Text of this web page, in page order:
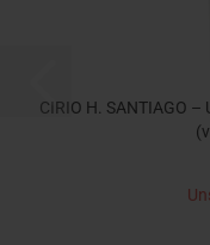
CIRIO H. SANTIAGO –